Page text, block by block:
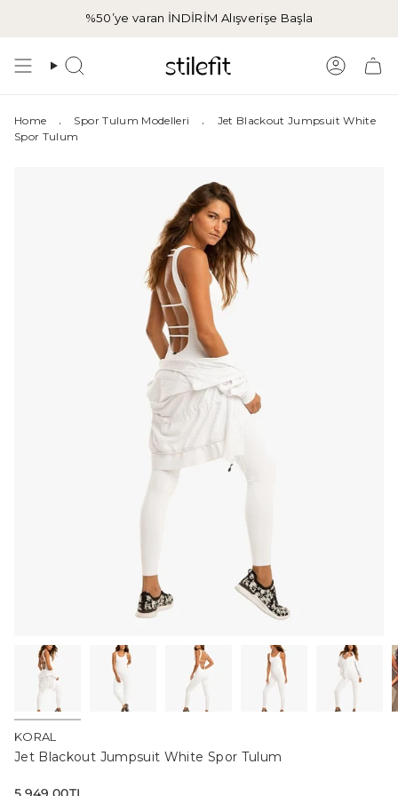
%50’ye varan İNDİRİM Alışverişe Başla
Aramak Hesap
Home . Spor Tulum Modelleri .
Jet Blackout Jumpsuit White
Spor Tulum
KORAL
Jet Blackout Jumpsuit White Spor Tulum